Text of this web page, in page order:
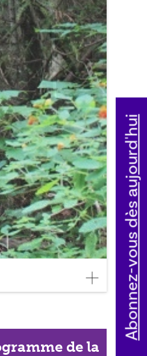
de la
Abonnez-vous dès aujourd'hui